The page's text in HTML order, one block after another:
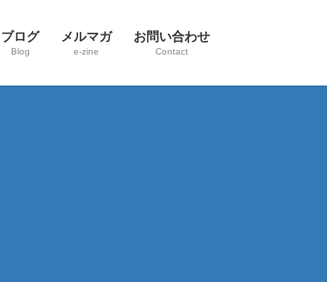
ブログ
Blog
メルマガ
e-zine
お問い合わせ
Contact